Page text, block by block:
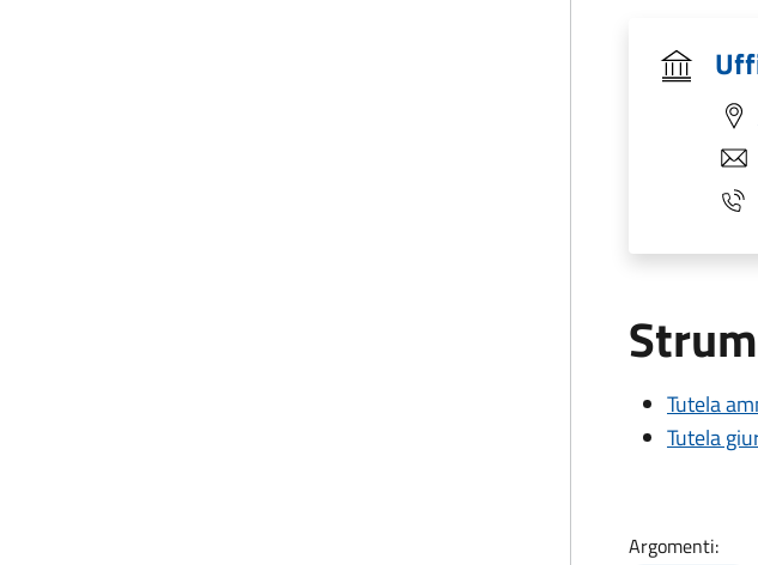
Tutela
Tutela
Argomenti: